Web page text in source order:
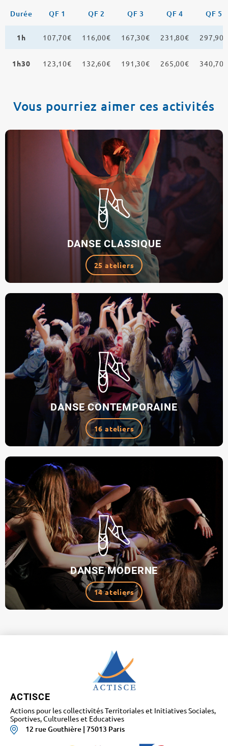
Durée QF 1 QF 2 QF 3 QF 4 QF 5
1h 107,70€ 116,00€ 167,30€ 231,80€ 297,90€
1h30 123,10€ 132,60€ 191,30€ 265,00€ 340,70€
Vous pourriez aimer ces activités
DANSE CLASSIQUE
25 ateliers
DANSE CONTEMPORAINE
16 ateliers
DANSE MODERNE
14 ateliers
ACTISCE
Actions pour les collectivités Territoriales et Initiatives Sociales,
Sportives, Culturelles et Educatives
12 rue Gouthière | 75013 Paris